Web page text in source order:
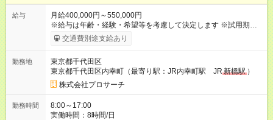
給与
月給400,000円～550,000円
※給与は年齢・経験・希望等を考慮して決定します ※試用期間は
３ヶ月で、その他の条件に変更はありません 【試用期間】試用
期間あり 試用期間の長さ：3ヶ月 雇用形態、給与は本採用時と
交通費別途支給あり
勤務地
東京都千代田区
東京都千代田区内幸町（最寄り駅：JR内幸町駅 JR 新橋駅 ）
株式会社プロサーチ
勤務時間
8:00～17:00
実働時間：8時間/日